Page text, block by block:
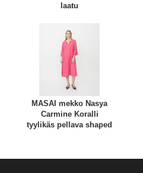
laatu
MASAI mekko Nasya
Carmine Koralli
tyylikäs pellava shaped